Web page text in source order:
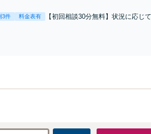
金額アップ／減額交渉も対応可」
3件 料金表有
【初回相談30分無料】状況に応じ